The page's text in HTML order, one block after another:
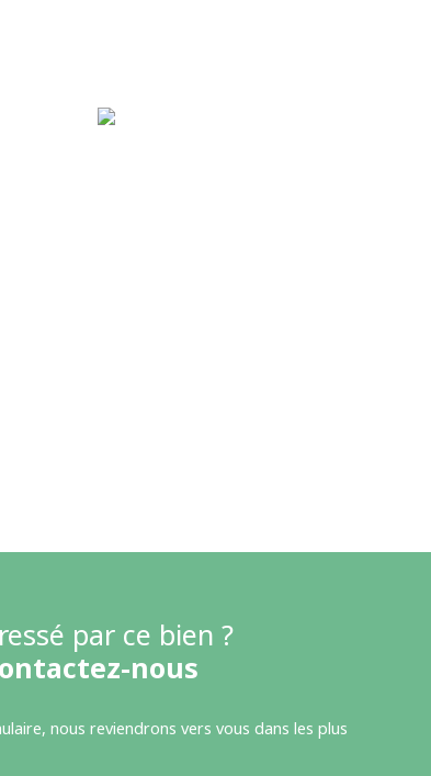
par ce bien ?
nous
nous reviendrons vers vous dans les plus